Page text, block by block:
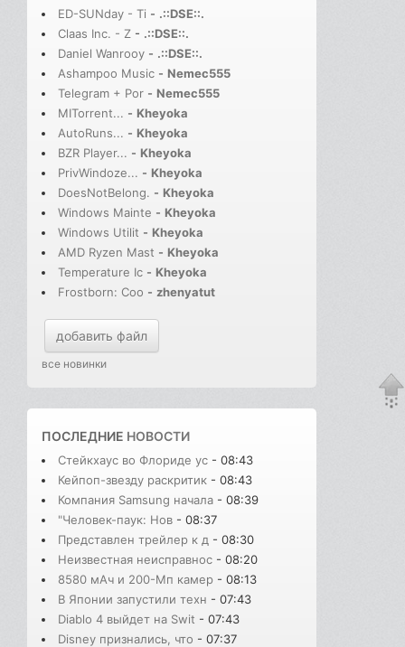
ED-SUNday - Ti - .::DSE::.
Claas Inc. - Z - .::DSE::.
Daniel Wanrooy - .::DSE::.
Ashampoo Music - Nemec555
Telegram + Por - Nemec555
MITorrent... - Kheyoka
AutoRuns... - Kheyoka
BZR Player... - Kheyoka
PrivWindoze... - Kheyoka
DoesNotBelong. - Kheyoka
Windows Mainte - Kheyoka
Windows Utilit - Kheyoka
AMD Ryzen Mast - Kheyoka
Temperature Ic - Kheyoka
Frostborn: Coo - zhenyatut
добавить файл
все новинки
ПОСЛЕДНИЕ НОВОСТИ
Стейкхаус во Флориде ус - 08:43
Кейпоп-звезду раскритик - 08:43
Компания Samsung начала - 08:39
"Человек-паук: Нов - 08:37
Представлен трейлер к д - 08:30
Неизвестная неисправнос - 08:20
8580 мАч и 200-Мп камер - 08:13
В Японии запустили техн - 07:43
Diablo 4 выйдет на Swit - 07:43
Disney признались, что - 07:37